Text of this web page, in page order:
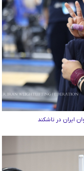
ایران در تاشکند